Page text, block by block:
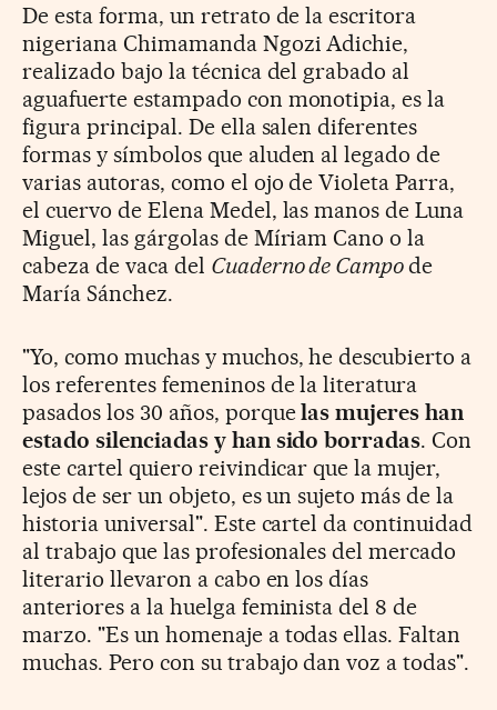
De esta forma, un retrato de la escritora
nigeriana Chimamanda Ngozi Adichie,
realizado bajo la técnica del grabado al
aguafuerte estampado con monotipia, es la
figura principal. De ella salen diferentes
formas y símbolos que aluden al legado de
varias autoras, como el ojo de Violeta Parra,
el cuervo de Elena Medel, las manos de Luna
Miguel, las gárgolas de Míriam Cano o la
cabeza de vaca del Cuaderno de Campode
María Sánchez.
"Yo, como muchas y muchos, he descubierto a
los referentes femeninos de la literatura
pasados los 30 años, porquelas mujeres han
estado silenciadas y han sido borradas. Con
este cartel quiero reivindicar que la mujer,
lejos de ser un objeto, es un sujeto más de la
historia universal". Este cartel da continuidad
al trabajo que las profesionales del mercado
literario llevaron a cabo en los días
anteriores a la huelga feminista del 8 de
marzo. "Es un homenaje a todas ellas. Faltan
muchas. Pero con su trabajo dan voz a todas".